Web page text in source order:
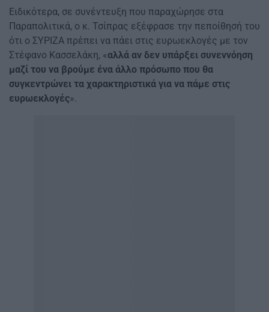
Ειδικότερα, σε συνέντευξη που παραχώρησε στα
Παραπολιτικά, ο κ. Τσίπρας εξέφρασε την πεποίθησή του
ότι ο ΣΥΡΙΖΑ πρέπει να πάει στις ευρωεκλογές με τον
Στέφανο Κασσελάκη, «αλλά αν δεν υπάρξει συνεννόηση
μαζί του να βρούμε ένα άλλο πρόσωπο που θα
συγκεντρώνει τα χαρακτηριστικά για να πάμε στις
ευρωεκλογές».